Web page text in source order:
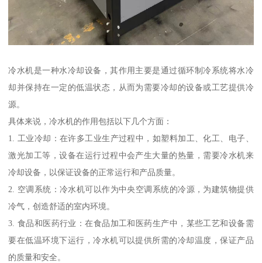
冷水机是一种水冷却设备，其作用主要是通过循环制冷系统将水冷
却并保持在一定的低温状态，从而为需要冷却的设备或工艺提供冷
源。
具体来说，冷水机的作用包括以下几个方面：
1. 工业冷却：在许多工业生产过程中，如塑料加工、化工、电子、
激光加工等，设备在运行过程中会产生大量的热量，需要冷水机来
冷却设备，以保证设备的正常运行和产品质量。
2. 空调系统：冷水机可以作为中央空调系统的冷源，为建筑物提供
冷气，创造舒适的室内环境。
3. 食品和医药行业：在食品加工和医药生产中，某些工艺和设备需
要在低温环境下运行，冷水机可以提供所需的冷却温度，保证产品
的质量和安全。